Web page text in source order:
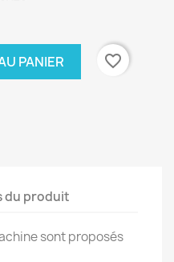
PANIER favorite_border
du produit
sont proposés